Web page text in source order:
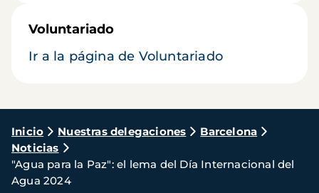
Voluntariado
Ir a la página de Voluntariado
Ruta
de
navegación
Inicio Nuestras delegaciones
Barcelona
Noticias
"Agua para la Paz": el lema del Día Internacional del
Agua 2024